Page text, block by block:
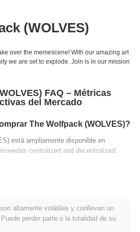
(WOLVES)
over the memescene! With our amazing art
we are set to explode. Join is in our mission
FAQ – Métricas
del Mercado
The Wolfpack (WOLVES)?
está ampliamente disponible en
centralized and decentralized.
del rango de precios de The
altamente volátiles y conllevan un
perder parte o la totalidad de su